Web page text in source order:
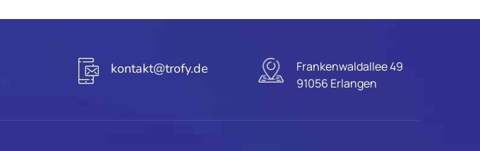
kontakt@trofy.de
Frankenwaldallee 49
91056 Erlangen